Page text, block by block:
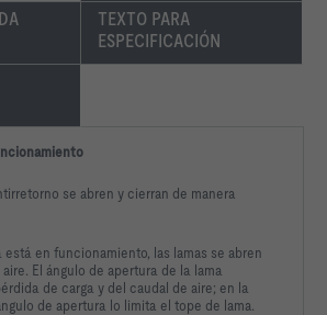
TEXTO PARA
ESPECIFICACIÓN
se abren y cierran de manera
está en funcionamiento, las lamas se abren
El ángulo de apertura de la lama
de carga y del caudal de aire; en la
de apertura lo limita el tope de lama.